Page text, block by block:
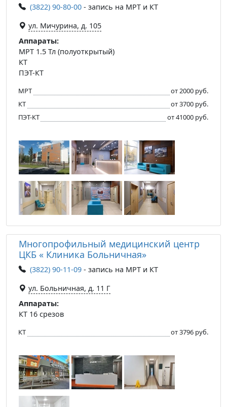
(3822) 90-80-00 - запись на МРТ и КТ
ул. Мичурина, д. 105
Аппараты:
МРТ 1.5 Тл (полуоткрытый)
КТ
ПЭТ-КТ
МРТ
от 2000 руб.
КТ
от 3700 руб.
ПЭТ-КТ
от 41000 руб.
Многопрофильный медицинский центр
ЦКБ « Клиника Больничная»
(3822) 90-11-09 - запись на МРТ и КТ
ул. Больничная, д. 11 Г
Аппараты:
КТ 16 срезов
КТ от 3796 руб.